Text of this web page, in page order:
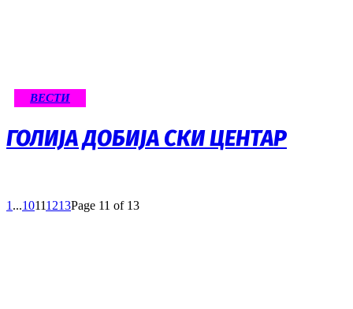
ВЕСТИ
ГОЛИЈА ДОБИЈА СКИ ЦЕНТАР
1 ...10111213Page 11 of 13